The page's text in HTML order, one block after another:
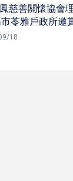
慈善關懷協會
苓雅戶政所邀
18